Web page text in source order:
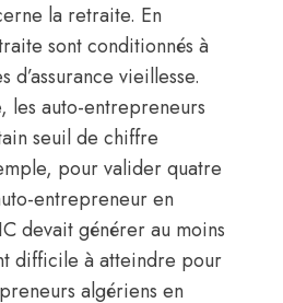
la retraite. En
sont conditionnés à
vieillesse.
les auto-entrepreneurs
seuil de chiffre
pour valider quatre
entrepreneur en
devait générer au moins
difficile à atteindre pour
algériens en